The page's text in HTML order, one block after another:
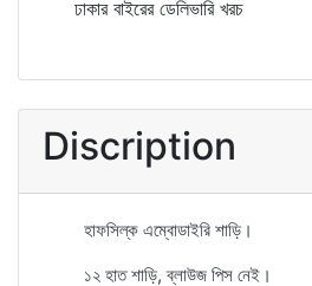
ঢাকার বাইরের ডেলিভারি খরচ
Discription
হাফসিল্ক এম্বোডাইরি শাড়ি।
১২ হাত শাড়ি, ব্লাউজ পিস নেই।